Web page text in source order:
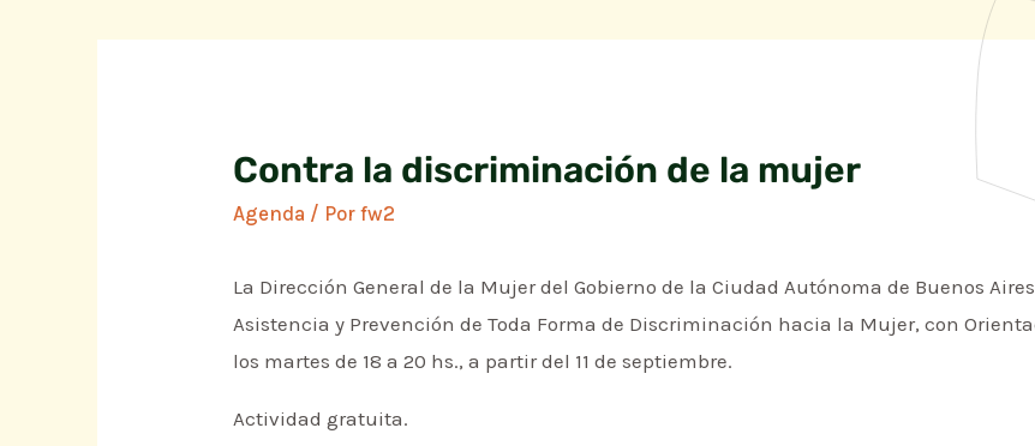
Contra la discriminación de la mujer
Agenda / Porfw2
La Dirección General de la Mujer del Gobierno de la Ciudad Autónoma de Buenos
Asistencia y Prevención de Toda Forma de Discriminación hacia la Mujer, con
los martes de 18 a 20 hs., a partir del 11 de septiembre.
Actividad gratuita.